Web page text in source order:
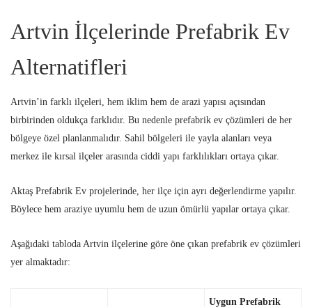
Artvin İlçelerinde Prefabrik Ev
Alternatifleri
Artvin’in farklı ilçeleri, hem iklim hem de arazi yapısı açısından
birbirinden oldukça farklıdır. Bu nedenle prefabrik ev çözümleri de her
bölgeye özel planlanmalıdır. Sahil bölgeleri ile yayla alanları veya
merkez ile kırsal ilçeler arasında ciddi yapı farklılıkları ortaya çıkar.
Aktaş Prefabrik Ev projelerinde, her ilçe için ayrı değerlendirme yapılır.
Böylece hem araziye uyumlu hem de uzun ömürlü yapılar ortaya çıkar.
Aşağıdaki tabloda Artvin ilçelerine göre öne çıkan prefabrik ev çözümleri
yer almaktadır:
Uygun Prefabrik